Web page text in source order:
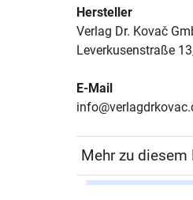
Hersteller
Verlag Dr. Kovač
Leverkusenstraße
E-Mail
Mehr zu diesem